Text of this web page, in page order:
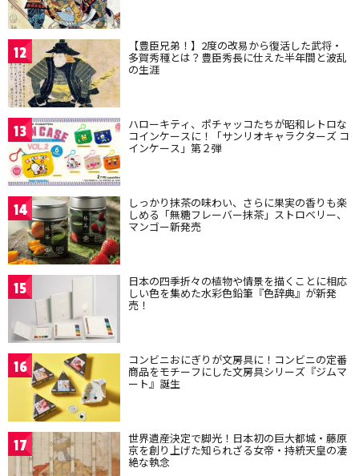
12 【豊臣兄弟！】2度の改易から復活した武将・
多賀秀種とは？豊臣秀長に仕えた半年間と波乱
の生涯
13 ハローキティ、ポチャッコたちが昭和レトロな
コインケースに！「サンリオキャラクターズ コ
インケース」第２弾
14 しっかり抹茶の味わい、さらに果実の香りも楽
しめる「無糖フレーバー抹茶」ストロベリー、
マンゴー新発売
15 日本の四季折々の植物や情景を描くことに相応
しい色を集めた水彩色鉛筆『色辞典』が新発
売！
16 コンビニおにぎりが文房具に！コンビニの定番
商品をモチーフにした文房具シリーズ『ジムマ
ート』誕生
17 世界遺産決定で脚光！日本初の巨大都城・藤原
京を創り上げた知られざる女帝・持統天皇の凄
絶な執念